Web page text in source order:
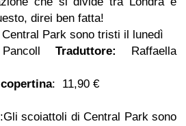
direi ben fatta!
Park sono tristi il lunedì
Traduttore: Raffaella
:
11,90 €
:Gli scoiattoli di Central Park sono